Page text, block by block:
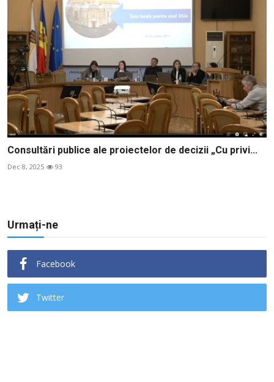
Consultări publice ale proiectelor de decizii „Cu privi...
Dec 8, 2025 93
Urmați-ne
Facebook
Twitter